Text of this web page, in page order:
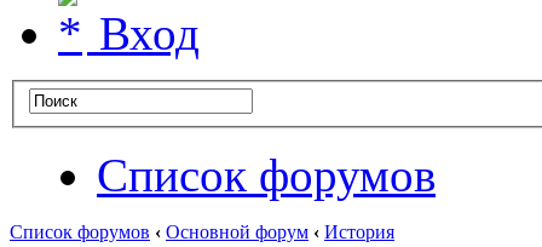
Вход
Список форумов
Список форумов ‹ Основной форум ‹ История